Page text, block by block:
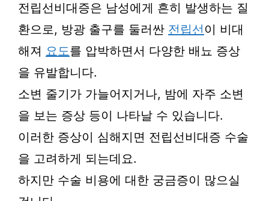
전립선비대증은 남성에게 흔히 발생하는 질
환으로, 방광 출구를 둘러싼 전립선 이 비대
해져 요도를 압박하면서 다양한 배뇨 증상
을 유발합니다.
소변 줄기가 가늘어지거나, 밤에 자주 소변
을 보는 증상 등이 나타날 수 있습니다.
이러한 증상이 심해지면 전립선비대증 수술
을 고려하게 되는데요.
하지만 수술 비용에 대한 궁금증이 많으실